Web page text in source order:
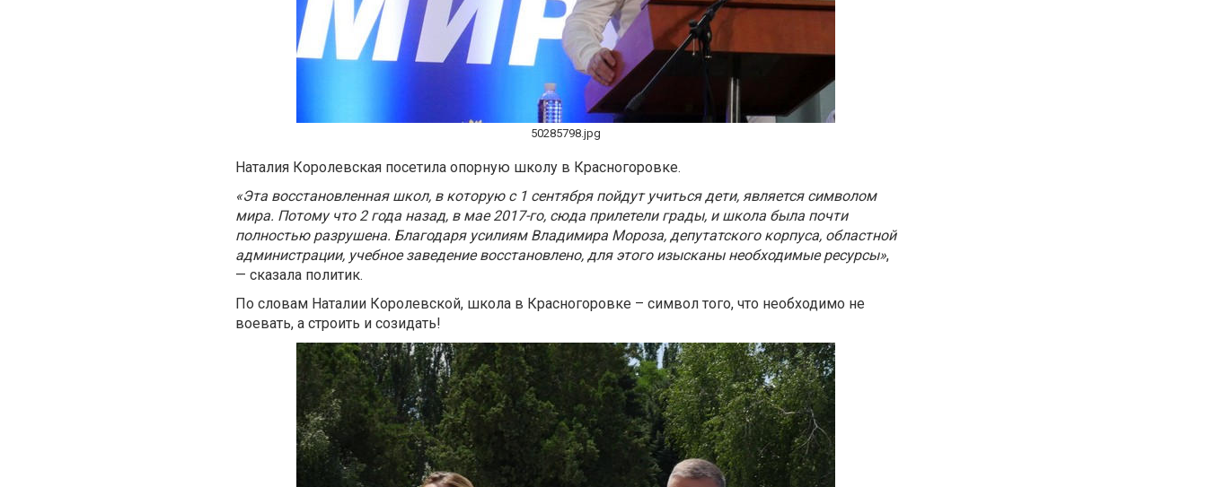
50285798.jpg
Наталия Королевская посетила опорную школу в Красногоровке.
«Эта восстановленная школ, в которую с 1 сентября пойдут учиться дети, является символом
мира. Потому что 2 года назад, в мае 2017-го, сюда прилетели грады, и школа была почти
полностью разрушена. Благодаря усилиям Владимира Мороза, депутатского корпуса, областной
администрации, учебное заведение восстановлено, для этого изысканы необходимые ресурсы»,
— сказала политик.
По словам Наталии Королевской, школа в Красногоровке – символ того, что необходимо не
воевать, а строить и созидать!